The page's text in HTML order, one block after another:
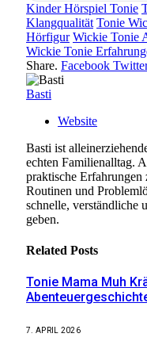
Kinder Hörspiel Tonie
Klangqualität Tonie
Hörfigur Wickie Tonie
Wickie Tonie
Share. Facebook
Basti
Website
Basti ist
echten Familienalltag.
praktische
Routinen und
schnelle, verständliche
geben.
Related Posts
Tonie Mama Muh
7. APRIL 2026